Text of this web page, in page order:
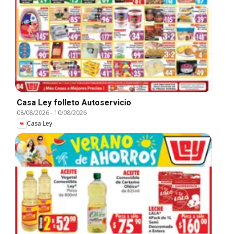
Casa Ley folleto Autoservicio
08/08/2026- 10/08/2026
Casa Ley